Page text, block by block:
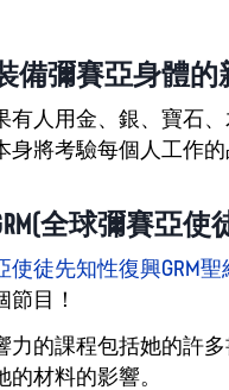
備彌賽亞身體的
有人用金、銀、寶石
身將考驗每個人工作
全球彌賽亞
使徒先知性復興GRM聖
節目！
力的課程包括她的許
的材料的影響。